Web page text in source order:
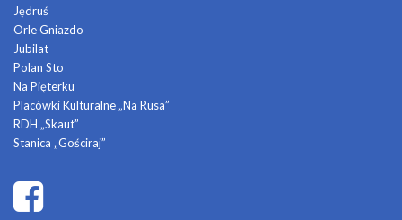
Jędruś
Orle Gniazdo
Jubilat
Polan Sto
Na Pięterku
Placówki Kulturalne „Na Rusa”
RDH „Skaut”
Stanica „Gościraj”